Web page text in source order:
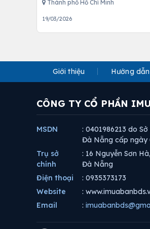
Thành phố Hồ Chí Minh
19/03/2026
Giới thiệu Hướng dẫn
CÔNG TY CỔ PHẦN
MSDN
: 0401986213 do
Đà Nẵng cấp ngày
Trụ sở
chính
: 16 Nguyễn Sơn
Đà Nẵng
Điện thoại
: 0935373173
Website
:
Email
: